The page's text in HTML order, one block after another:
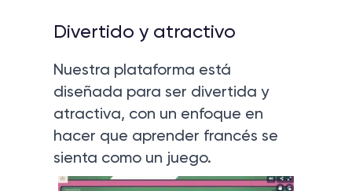
Divertido y atractivo
Nuestra plataforma está
diseñada para ser divertida y
atractiva, con un enfoque en
hacer que aprender francés se
sienta como un juego.